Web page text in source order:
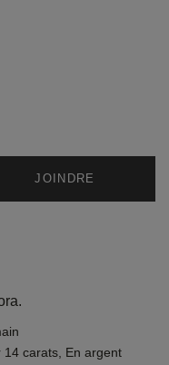
JOINDRE
carats, En argent